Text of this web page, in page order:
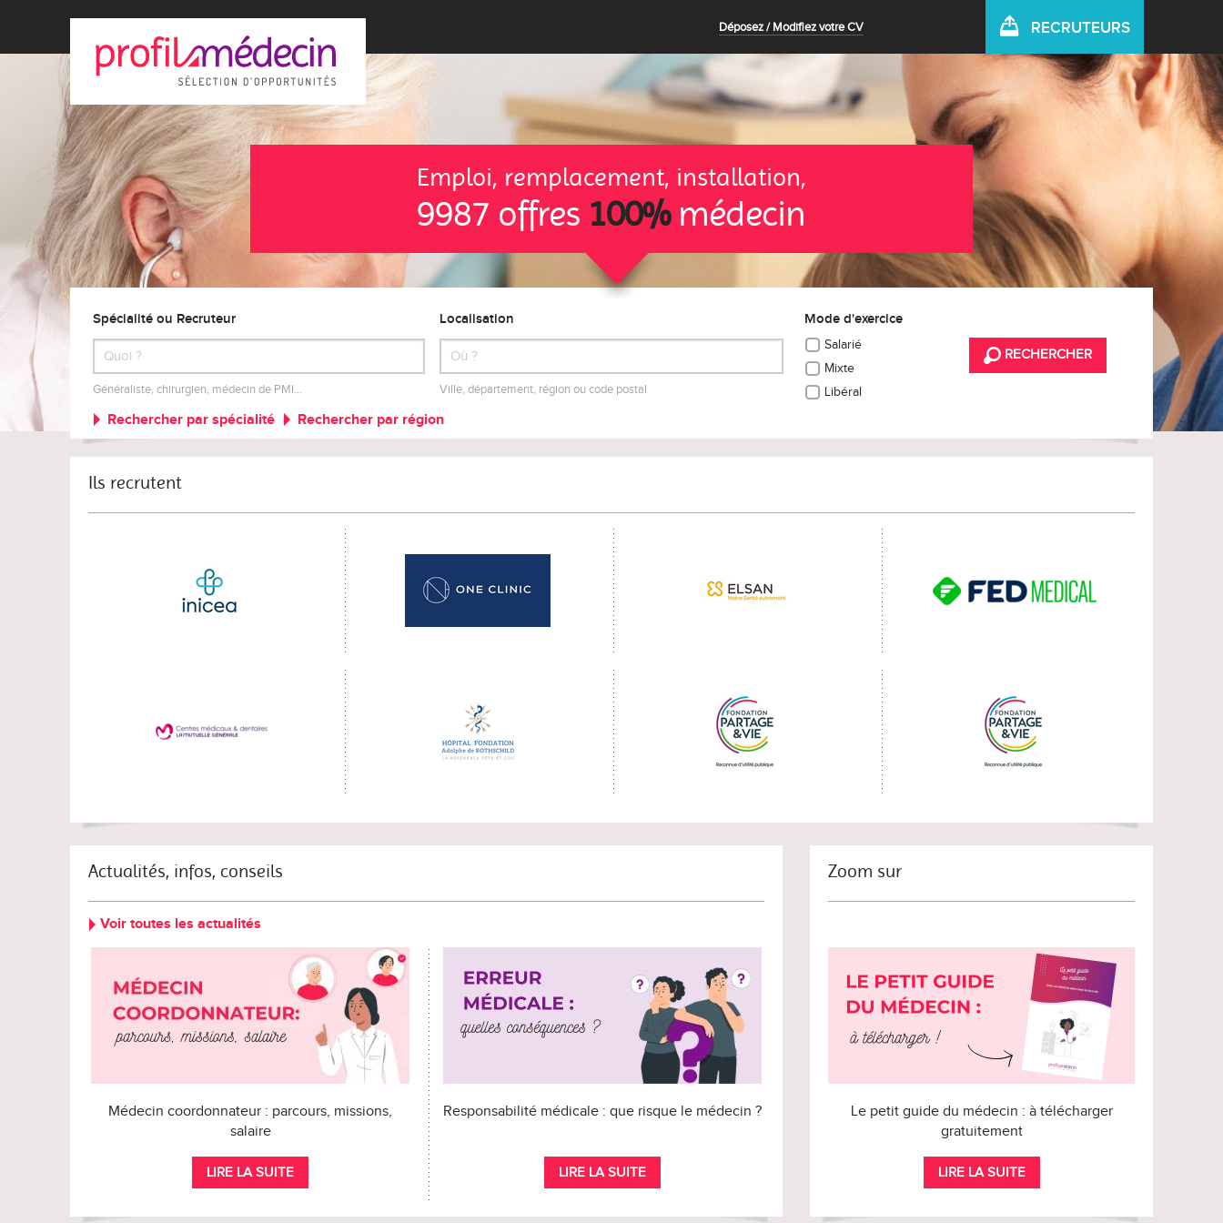
Déposez / Modifiez votre CV RECRUTEURS
Emploi, remplacement, installation,
9987 offres 100%médecin
Spécialité ou Recruteur
Généraliste, chirurgien, médecin de PMI…
Localisation
Ville, département, région ou code postal
Mode d'exercice
Salarié
Mixte
Libéral
RECHERCHER
Rechercher par spécialité Rechercher par région
Ils recrutent
Actualités, infos, conseils
Voir toutes les actualités
Médecin coordonnateur : parcours, missions,
salaire
LIRE LA SUITE
Responsabilité médicale : que risque le médecin ?
LIRE LA SUITE
Zoom sur
Le petit guide du médecin : à télécharger
gratuitement
LIRE LA SUITE